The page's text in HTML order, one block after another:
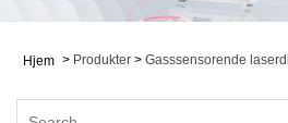
Hjem > Produkter > Gasssensorende